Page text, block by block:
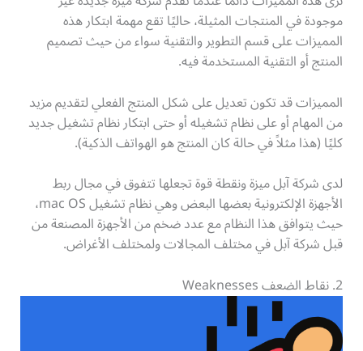
موجودة في المنتجات المثيلة، حاليًا تقع مهمة ابتكار هذه
المميزات على قسم التطوير والتقنية سواء من حيث تصميم
المنتج أو التقنية المستخدمة فيه.
المميزات قد تكون تعديل على شكل المنتج الفعلي لتقديم مزيد
من المهام أو على نظام تشغيله أو حتى ابتكار نظام تشغيل جديد
كليًا (هذا مثلاً في حالة كان المنتج هو الهواتف الذكية).
لدى شركة آبل ميزة ونقطة قوة تجعلها تتفوق في مجال ربط
الأجهزة الإلكترونية بعضها البعض وهي نظام تشغيل mac OS،
حيث يتوافق هذا النظام مع عدد ضخم من الأجهزة المصنعة من
قبل شركة آبل في مختلف المجالات ولمختلف الأغراض.
2. نقاط الضعف Weaknesses